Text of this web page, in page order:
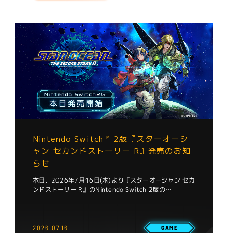
Nintendo Switch™ 2版『スターオーシ
ャン セカンドストーリー R』発売のお知
らせ
本日、2026年7月16日(木)より『スターオーシャン セカ
ンドストーリー R』のNintendo Switch 2版の…
2026.07.16 GAME